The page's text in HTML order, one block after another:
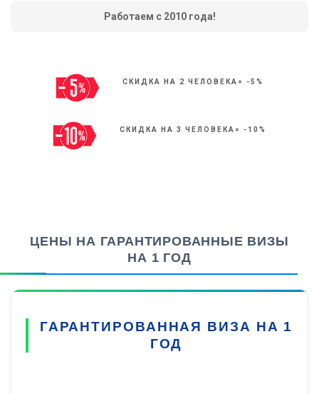
Работаем с 2010 года!
СКИДКА НА 2 ЧЕЛОВЕКА= -5%
СКИДКА НА 3 ЧЕЛОВЕКА= -10%
ЦЕНЫ НА ГАРАНТИРОВАННЫЕ ВИЗЫ
НА 1 ГОД
ГАРАНТИРОВАННАЯ ВИЗА НА 1
ГОД